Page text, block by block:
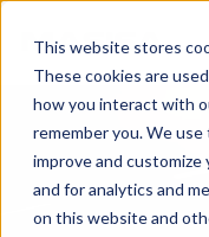
This website stores
These cookies are
how you interact with
remember you. We
improve and
and for analytics and
on this website and